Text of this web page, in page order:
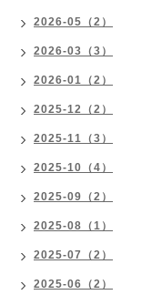
2026-05（2）
2026-03（3）
2026-01（2）
2025-12（2）
2025-11（3）
2025-10（4）
2025-09（2）
2025-08（1）
2025-07（2）
2025-06（2）